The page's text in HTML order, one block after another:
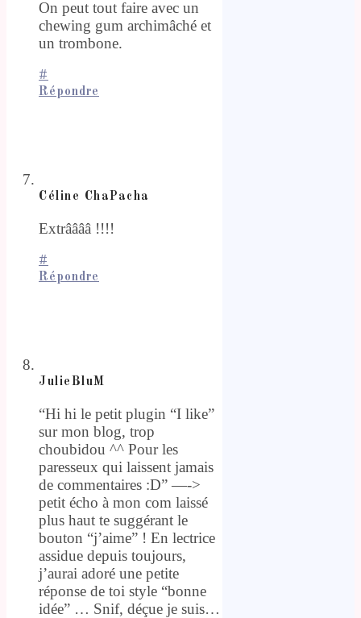
On peut tout faire avec un
chewing gum archimâché et
un trombone.
#
Répondre
Céline ChaPacha
Extrââââ !!!!
#
Répondre
JulieBluM
“Hi hi le petit plugin “I like”
sur mon blog, trop
choubidou ^^ Pour les
paresseux qui laissent jamais
de commentaires :D” —->
petit écho à mon com laissé
plus haut te suggérant le
bouton “j’aime” ! En lectrice
assidue depuis toujours,
j’aurai adoré une petite
réponse de toi style “bonne
idée” … Snif, déçue je suis…